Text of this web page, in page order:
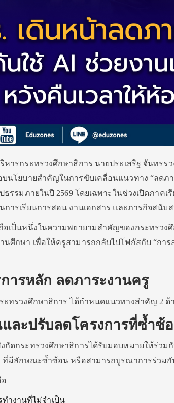
หารกระทรวงศึกษาธิการ นายประเสริฐ จันทรร
นโยบายสำคัญในการขับเคลื่อนแนวทาง “ลดภาร
ธรรมภายในปี 2569 โดยเฉพาะในช่วงเปิดภาค
การเรียนการสอน งานเอกสาร และภารกิจสนับ
อเป็นหนึ่งในความพยายามสำคัญของกระทรวง
นศึกษา เพื่อให้ครูสามารถกลับไปโฟกัสกับ “การ
ารหลัก ลดภาระงานครู
ะทรวงศึกษาธิการ ได้กำหนดแนวทางสำคัญ 2 ด้
ละปรับลดโครงการที่ซ้ำซ้
กัดกระทรวงศึกษาธิการได้รับมอบหมายให้ร่วม
ที่มีลักษณะซ้ำซ้อน หรือสามารถบูรณาการร่วมกั
ำงานที่ไม่จำเป็น